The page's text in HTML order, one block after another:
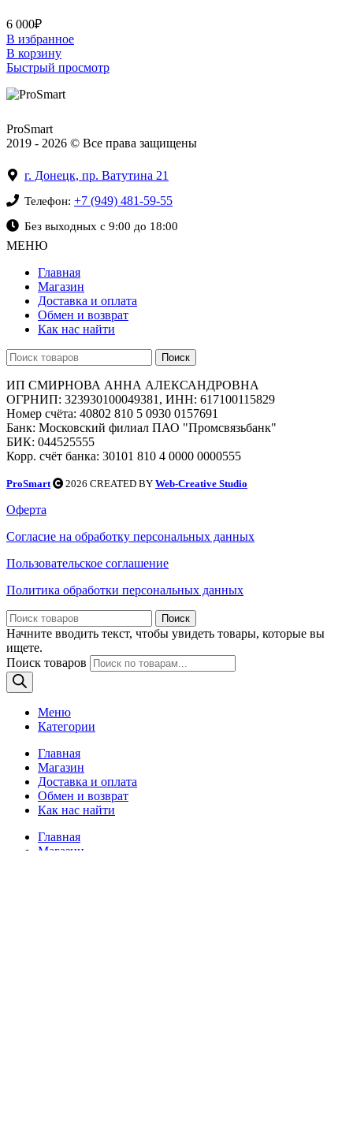
6 000₽
В избранное
В корзину
Быстрый просмотр
ProSmart
2019 - 2026 © Все права защищены
г. Донецк, пр. Ватутина 21
Телефон: +7 (949) 481-59-55
Без выходных с 9:00 до 18:00
МЕНЮ
Главная
Магазин
Доставка и оплата
Обмен и возврат
Как нас найти
Поиск
ИП СМИРНОВА АННА АЛЕКСАНДРОВНА
ОГРНИП: 323930100049381, ИНН: 617100115829
Номер счёта: 40802 810 5 0930 0157691
Банк: Московский филиал ПАО "Промсвязьбанк"
БИК: 044525555
Корр. счёт банка: 30101 810 4 0000 0000555
ProSmart 2026 CREATED BY Web-Creative Studio
Оферта
Согласие на обработку персональных данных
Пользовательское соглашение
Политика обработки персональных данных
Поиск
Начните вводить текст, чтобы увидеть товары, которые вы
ищете.
Поиск товаров
Меню
Категории
Главная
Магазин
Доставка и оплата
Обмен и возврат
Как нас найти
Главная
Магазин